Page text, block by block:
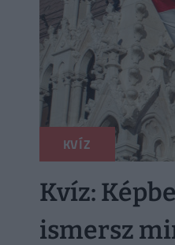
KVÍZ
Kvíz:
ismersz